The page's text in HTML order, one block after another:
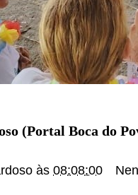
(Portal Boca do
às 08:08:00